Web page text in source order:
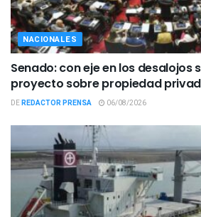
NACIONALES
Senado: con eje en los desalojos
proyecto sobre propiedad
DEREDACTOR PRENSA 06/08/2026